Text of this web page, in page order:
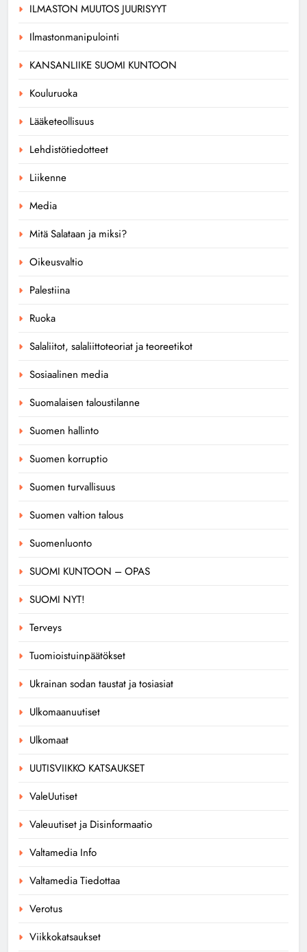
ILMASTON MUUTOS JUURISYYT
Ilmastonmanipulointi
KANSANLIIKE SUOMI KUNTOON
Kouluruoka
Lääketeollisuus
Lehdistötiedotteet
Liikenne
Media
Mitä Salataan ja miksi?
Oikeusvaltio
Palestiina
Ruoka
Salaliitot, salaliittoteoriat ja teoreetikot
Sosiaalinen media
Suomalaisen taloustilanne
Suomen hallinto
Suomen korruptio
Suomen turvallisuus
Suomen valtion talous
Suomenluonto
SUOMI KUNTOON – OPAS
SUOMI NYT!
Terveys
Tuomioistuinpäätökset
Ukrainan sodan taustat ja tosiasiat
Ulkomaanuutiset
Ulkomaat
UUTISVIIKKO KATSAUKSET
ValeUutiset
Valeuutiset ja Disinformaatio
Valtamedia Info
Valtamedia Tiedottaa
Verotus
Viikkokatsaukset